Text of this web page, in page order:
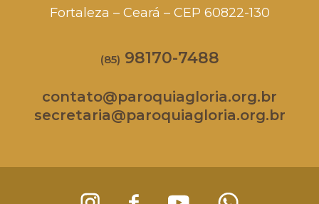
Fortaleza – Ceará – CEP 60822-130
(85) 98170-7488
contato@paroquiagloria.org.br
secretaria@paroquiagloria.org.br